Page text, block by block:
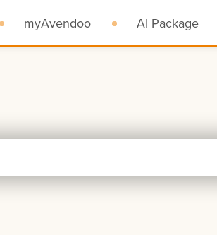
myAvendoo AI Package